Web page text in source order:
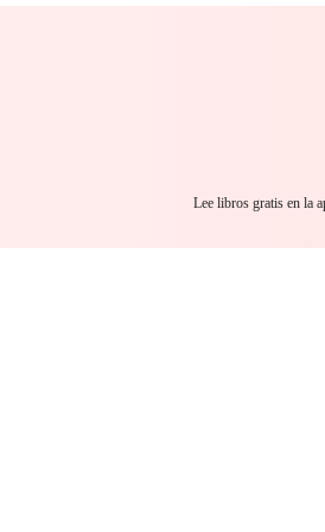
Lee libros gratis en la